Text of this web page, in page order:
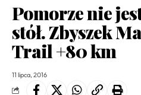
Pomorze nie
stół. Zbyszek
Trail +80 km
11 lipca, 2016